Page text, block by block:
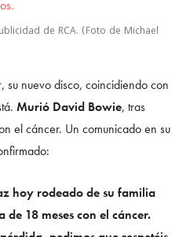
de RCA. (Foto de Michael
su nuevo disco, coincidiendo con
Murió David Bowie, tras
el cáncer. Un comunicado en su
hoy rodeado de su familia
18 meses con el cáncer.